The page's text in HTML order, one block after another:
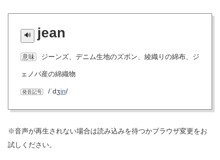
jean
意味 ジーンズ、デニム生地のズボン、綾織りの綿布、ジ
ェノバ産の綿織物
発音記号 /ˈdʒin/
※音声が再生されない場合は読み込みを待つかブラウザ変更をお
試しください。